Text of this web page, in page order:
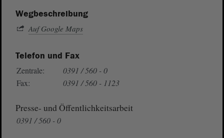
Wegbeschreibung
Auf Google Maps
Telefon und Fax
Zentrale:
0391 / 560 - 0
Fax:
0391 / 560 - 1123
Presse- und Öffentlichkeitsarbeit
0391 / 560 - 0